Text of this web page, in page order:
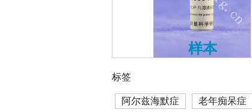
样本
标签
阿尔兹海默症 老年痴呆症